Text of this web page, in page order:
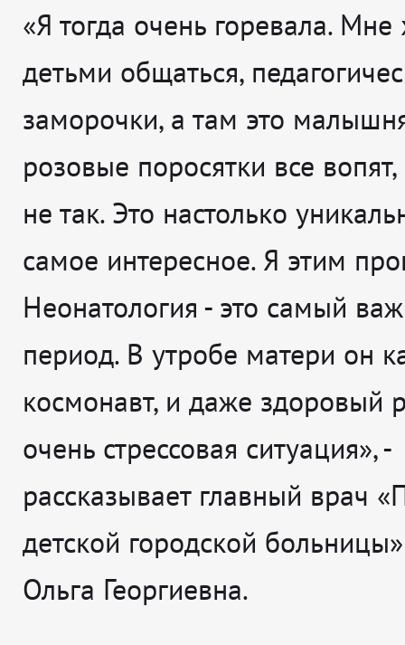
«Я тогда очень горевала. Мне
детьми общаться,
заморочки, а там это
розовые поросятки все
не так. Это настолько
самое интересное. Я этим
Неонатология - это самый
период. В утробе матери он
космонавт, и даже здоровый
очень стрессовая ситуация», -
рассказывает главный врач
детской городской
Ольга Георгиевна.